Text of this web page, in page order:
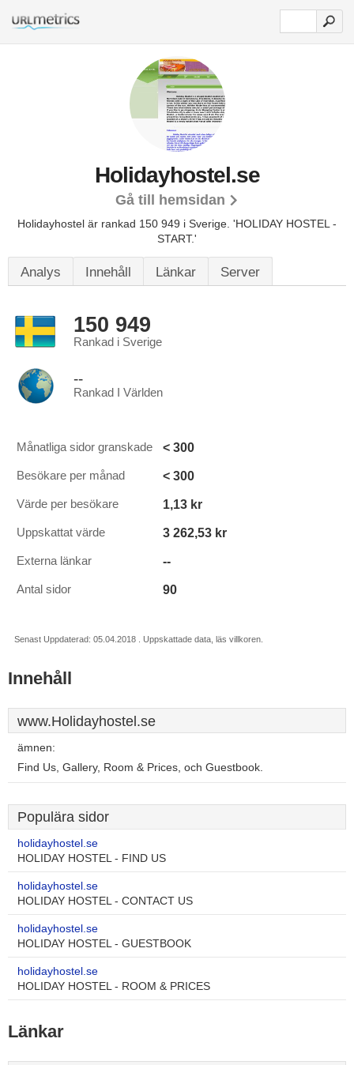
Holidayhostel.se
Gå till hemsidan
Holidayhostel är rankad 150 949 i Sverige. 'HOLIDAY HOSTEL -
START.'
Analys Innehåll Länkar Server
150 949
Rankad i Sverige
--
Rankad I Världen
Månatliga sidor granskade < 300
Besökare per månad < 300
Värde per besökare 1,13 kr
Uppskattat värde 3 262,53 kr
Externa länkar --
Antal sidor 90
Senast Uppdaterad: 05.04.2018 . Uppskattade data, läs villkoren.
Innehåll
www.Holidayhostel.se
ämnen:
Find Us, Gallery, Room & Prices, och Guestbook.
Populära sidor
holidayhostel.se
HOLIDAY HOSTEL - FIND US
holidayhostel.se
HOLIDAY HOSTEL - CONTACT US
holidayhostel.se
HOLIDAY HOSTEL - GUESTBOOK
holidayhostel.se
HOLIDAY HOSTEL - ROOM & PRICES
Länkar